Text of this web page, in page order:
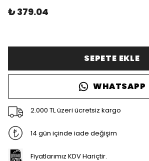
₺ 379.04
SEPETE EKLE
WHATSAPP
2.000 TL üzeri ücretsiz kargo
14 gün içinde iade değişim
Fiyatlarımız KDV Hariçtir.